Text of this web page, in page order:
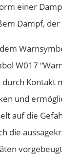
einer
Dampf,
W017
durch Kontakt
und
auf die
die